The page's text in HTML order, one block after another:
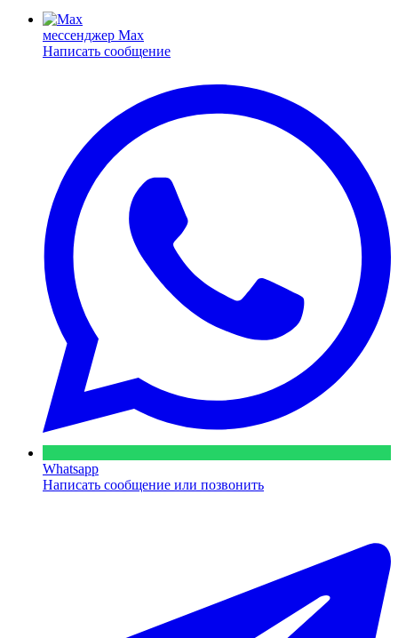
мессенджер Max
Написать сообщение
Whatsapp
Написать сообщение или позвонить